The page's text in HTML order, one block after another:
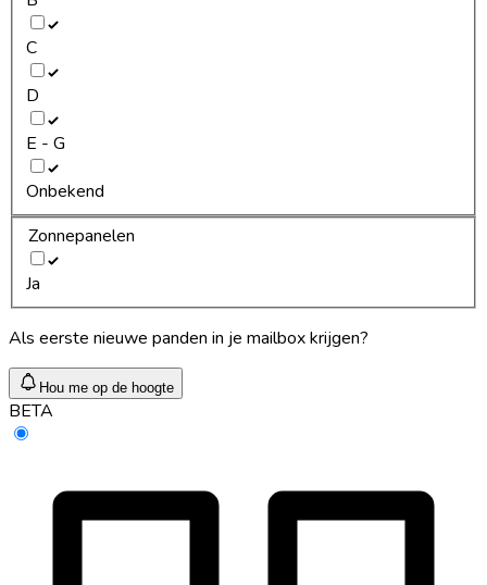
C
D
E - G
Onbekend
Zonnepanelen
Ja
Als eerste nieuwe panden in je mailbox krijgen?
Hou me op de hoogte
BETA